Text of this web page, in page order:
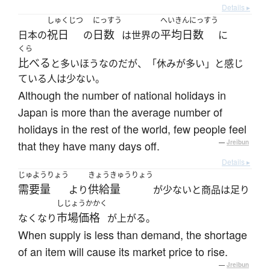
Details ▸
日本の
しゅくじつ
祝日 の
にっすう
日数 は世界の
へいきんにっすう
平均日数 に
くら
比べる と多いほうなのだが、「休みが多い」と感じ
ている人は少ない。
Although the number of national holidays in
Japan is more than the average number of
holidays in the rest of the world, few people feel
that they have many days off.
— Jreibun
Details ▸
じゅようりょう
需要量 より
きょうきゅうりょう
供給量 が少ないと商品は足り
なくなり
しじょうかかく
市場価格 が上がる。
When supply is less than demand, the shortage
of an item will cause its market price to rise.
— Jreibun